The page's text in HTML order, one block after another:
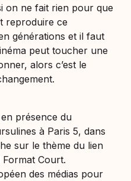
on ne fait rien pour que
reproduire ce
générations et il faut
peut toucher une
alors c’est le
présence du
à Paris 5, dans
sur le thème du lien
Format Court.
des médias pour